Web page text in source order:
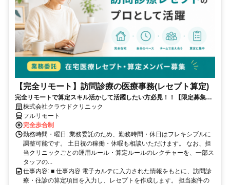
【完全リモート】訪問診療の医療事務(レセプト算定)
完全リモートで算定スキル活かして活躍したい方必見！！【限定募集】
完全リモート｜在宅医療レセプト算定（成果報酬型／業務委託）
株式会社クラウドクリニック
フルリモート
完全歩合制
勤務時間・曜日: 業務委託のため、勤務時間・休日はフレキシブルに
調整可能です。 土日祝の稼働・休暇も相談いただけます。 なお、担
当クリニックごとの運用ルール・算定ルールのレクチャーを、一部ス
タッフの...
仕事内容: ■ 仕事内容 電子カルテに入力された情報をもとに、訪問診
療・往診の算定項目を入力し、レセプトを作成します。 担当案件の